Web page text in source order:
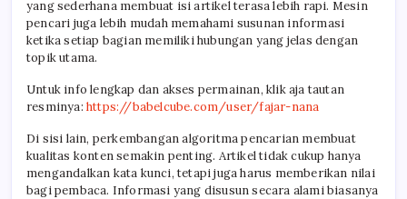
yang sederhana membuat isi artikel terasa lebih rapi. Mesin
pencari juga lebih mudah memahami susunan informasi
ketika setiap bagian memiliki hubungan yang jelas dengan
topik utama.
Untuk info lengkap dan akses permainan, klik aja tautan
resminya: https://babelcube.com/user/fajar-nana
Di sisi lain, perkembangan algoritma pencarian membuat
kualitas konten semakin penting. Artikel tidak cukup hanya
mengandalkan kata kunci, tetapi juga harus memberikan nilai
bagi pembaca. Informasi yang disusun secara alami biasanya